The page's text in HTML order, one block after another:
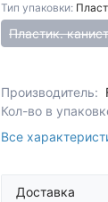
Тип упаковки:
Пластик.
Производитель:
Кол-во в
Все
Доставка